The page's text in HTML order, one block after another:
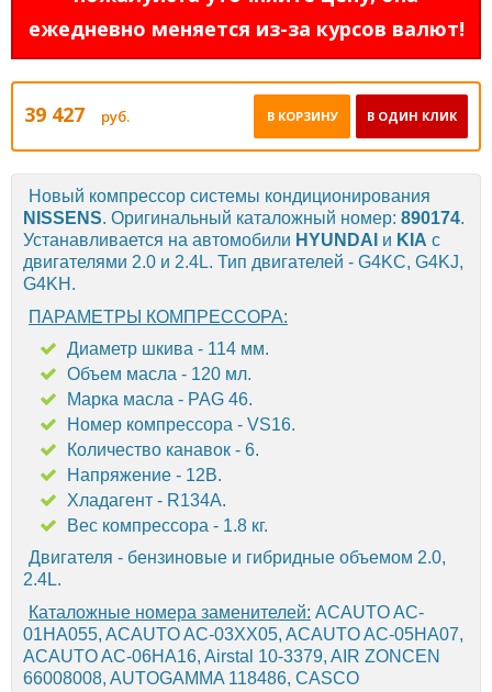
ежедневно меняется из-за курсов валют!
39 427 руб. В ОДИН КЛИК
В КОРЗИНУ
Новый компрессор системы кондиционирования
NISSENS. Оригинальный каталожный номер: 890174.
Устанавливается на автомобили HYUNDAI и KIA с
двигателями 2.0 и 2.4L. Тип двигателей - G4KC, G4KJ,
G4KH.
ПАРАМЕТРЫ КОМПРЕССОРА:
Диаметр шкива - 114 мм.
Объем масла - 120 мл.
Марка масла - PAG 46.
Номер компрессора - VS16.
Количество канавок - 6.
Напряжение - 12В.
Хладагент - R134A.
Вес компрессора - 1.8 кг.
Двигателя - бензиновые и гибридные объемом 2.0,
2.4L.
Каталожные номера заменителей: ACAUTO AC-
01HA055, ACAUTO AC-03XX05, ACAUTO AC-05HA07,
ACAUTO AC-06HA16, Airstal 10-3379, AIR ZONCEN
66008008, AUTOGAMMA 118486, CASCO